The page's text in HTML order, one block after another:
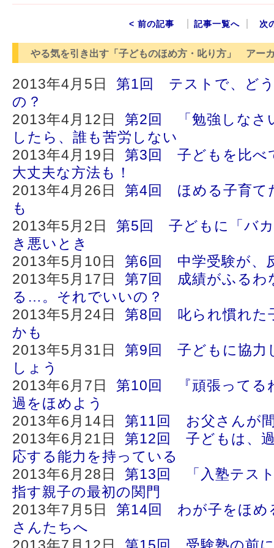
< 前の記事 記事一覧へ 次
やる気を引き出す「子どものほめ方・叱り方」 アー
2013年4月5日 第1回 テストで、ど
の？
2013年4月12日 第2回 「勉強しなさ
したら、誰も苦労しない
2013年4月19日 第3回 子どもを比べ
大丈夫な方法も！
2013年4月26日 第4回 ほめる子育て
も
2013年5月2日 第5回 子どもに「バ
き悪いとき
2013年5月10日 第6回 中学受験が、
2013年5月17日 第7回 成績がふるわ
る…。それでいいの？
2013年5月24日 第8回 叱られ慣れた
かも
2013年5月31日 第9回 子どもに協力
しょう
2013年6月7日 第10回 『頑張ってる
過をほめよう
2013年6月14日 第11回 お父さんが
2013年6月21日 第12回 子どもは、
応する能力を持っている
2013年6月28日 第13回 「入塾テス
指す親子の最初の関門
2013年7月5日 第14回 わが子をほめ
さんたちへ
2013年7月12日 第15回 受験塾の前